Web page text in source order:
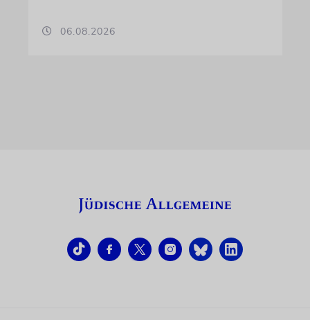
06.08.2026